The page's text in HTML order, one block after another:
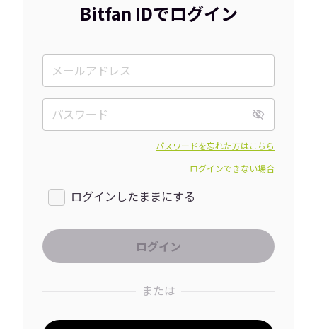
Bitfan IDでログイン
パスワードを忘れた方はこちら
ログインできない場合
ログインしたままにする
または